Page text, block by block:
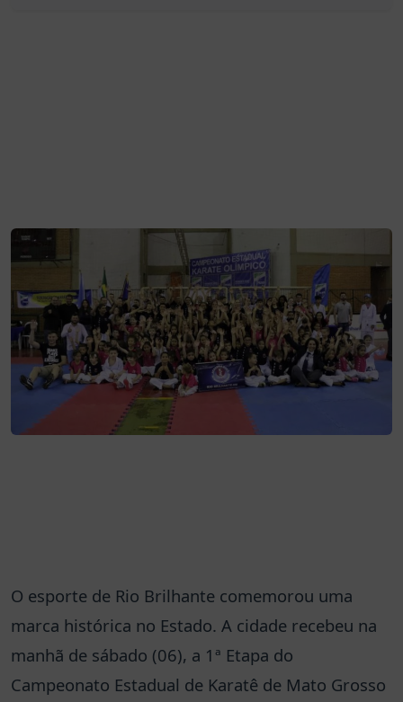
O esporte de Rio Brilhante comemorou uma
marca histórica no Estado. A cidade recebeu na
manhã de sábado (06), a 1ª Etapa do
Campeonato Estadual de Karatê de Mato Grosso